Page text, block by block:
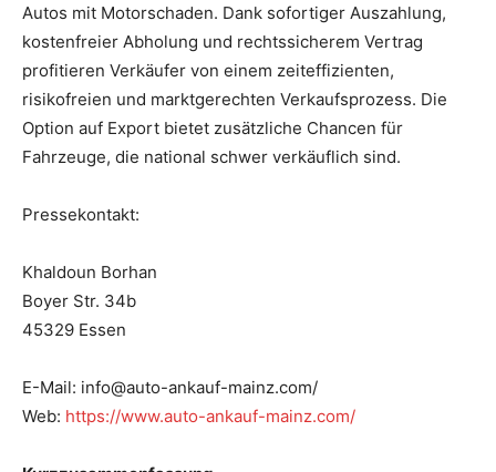
Autos mit Motorschaden. Dank sofortiger Auszahlung,
kostenfreier Abholung und rechtssicherem Vertrag
profitieren Verkäufer von einem zeiteffizienten,
risikofreien und marktgerechten Verkaufsprozess. Die
Option auf Export bietet zusätzliche Chancen für
Fahrzeuge, die national schwer verkäuflich sind.
Pressekontakt:
Khaldoun Borhan
Boyer Str. 34b
45329 Essen
E-Mail: info@auto-ankauf-mainz.com/
Web: https://www.auto-ankauf-mainz.com/